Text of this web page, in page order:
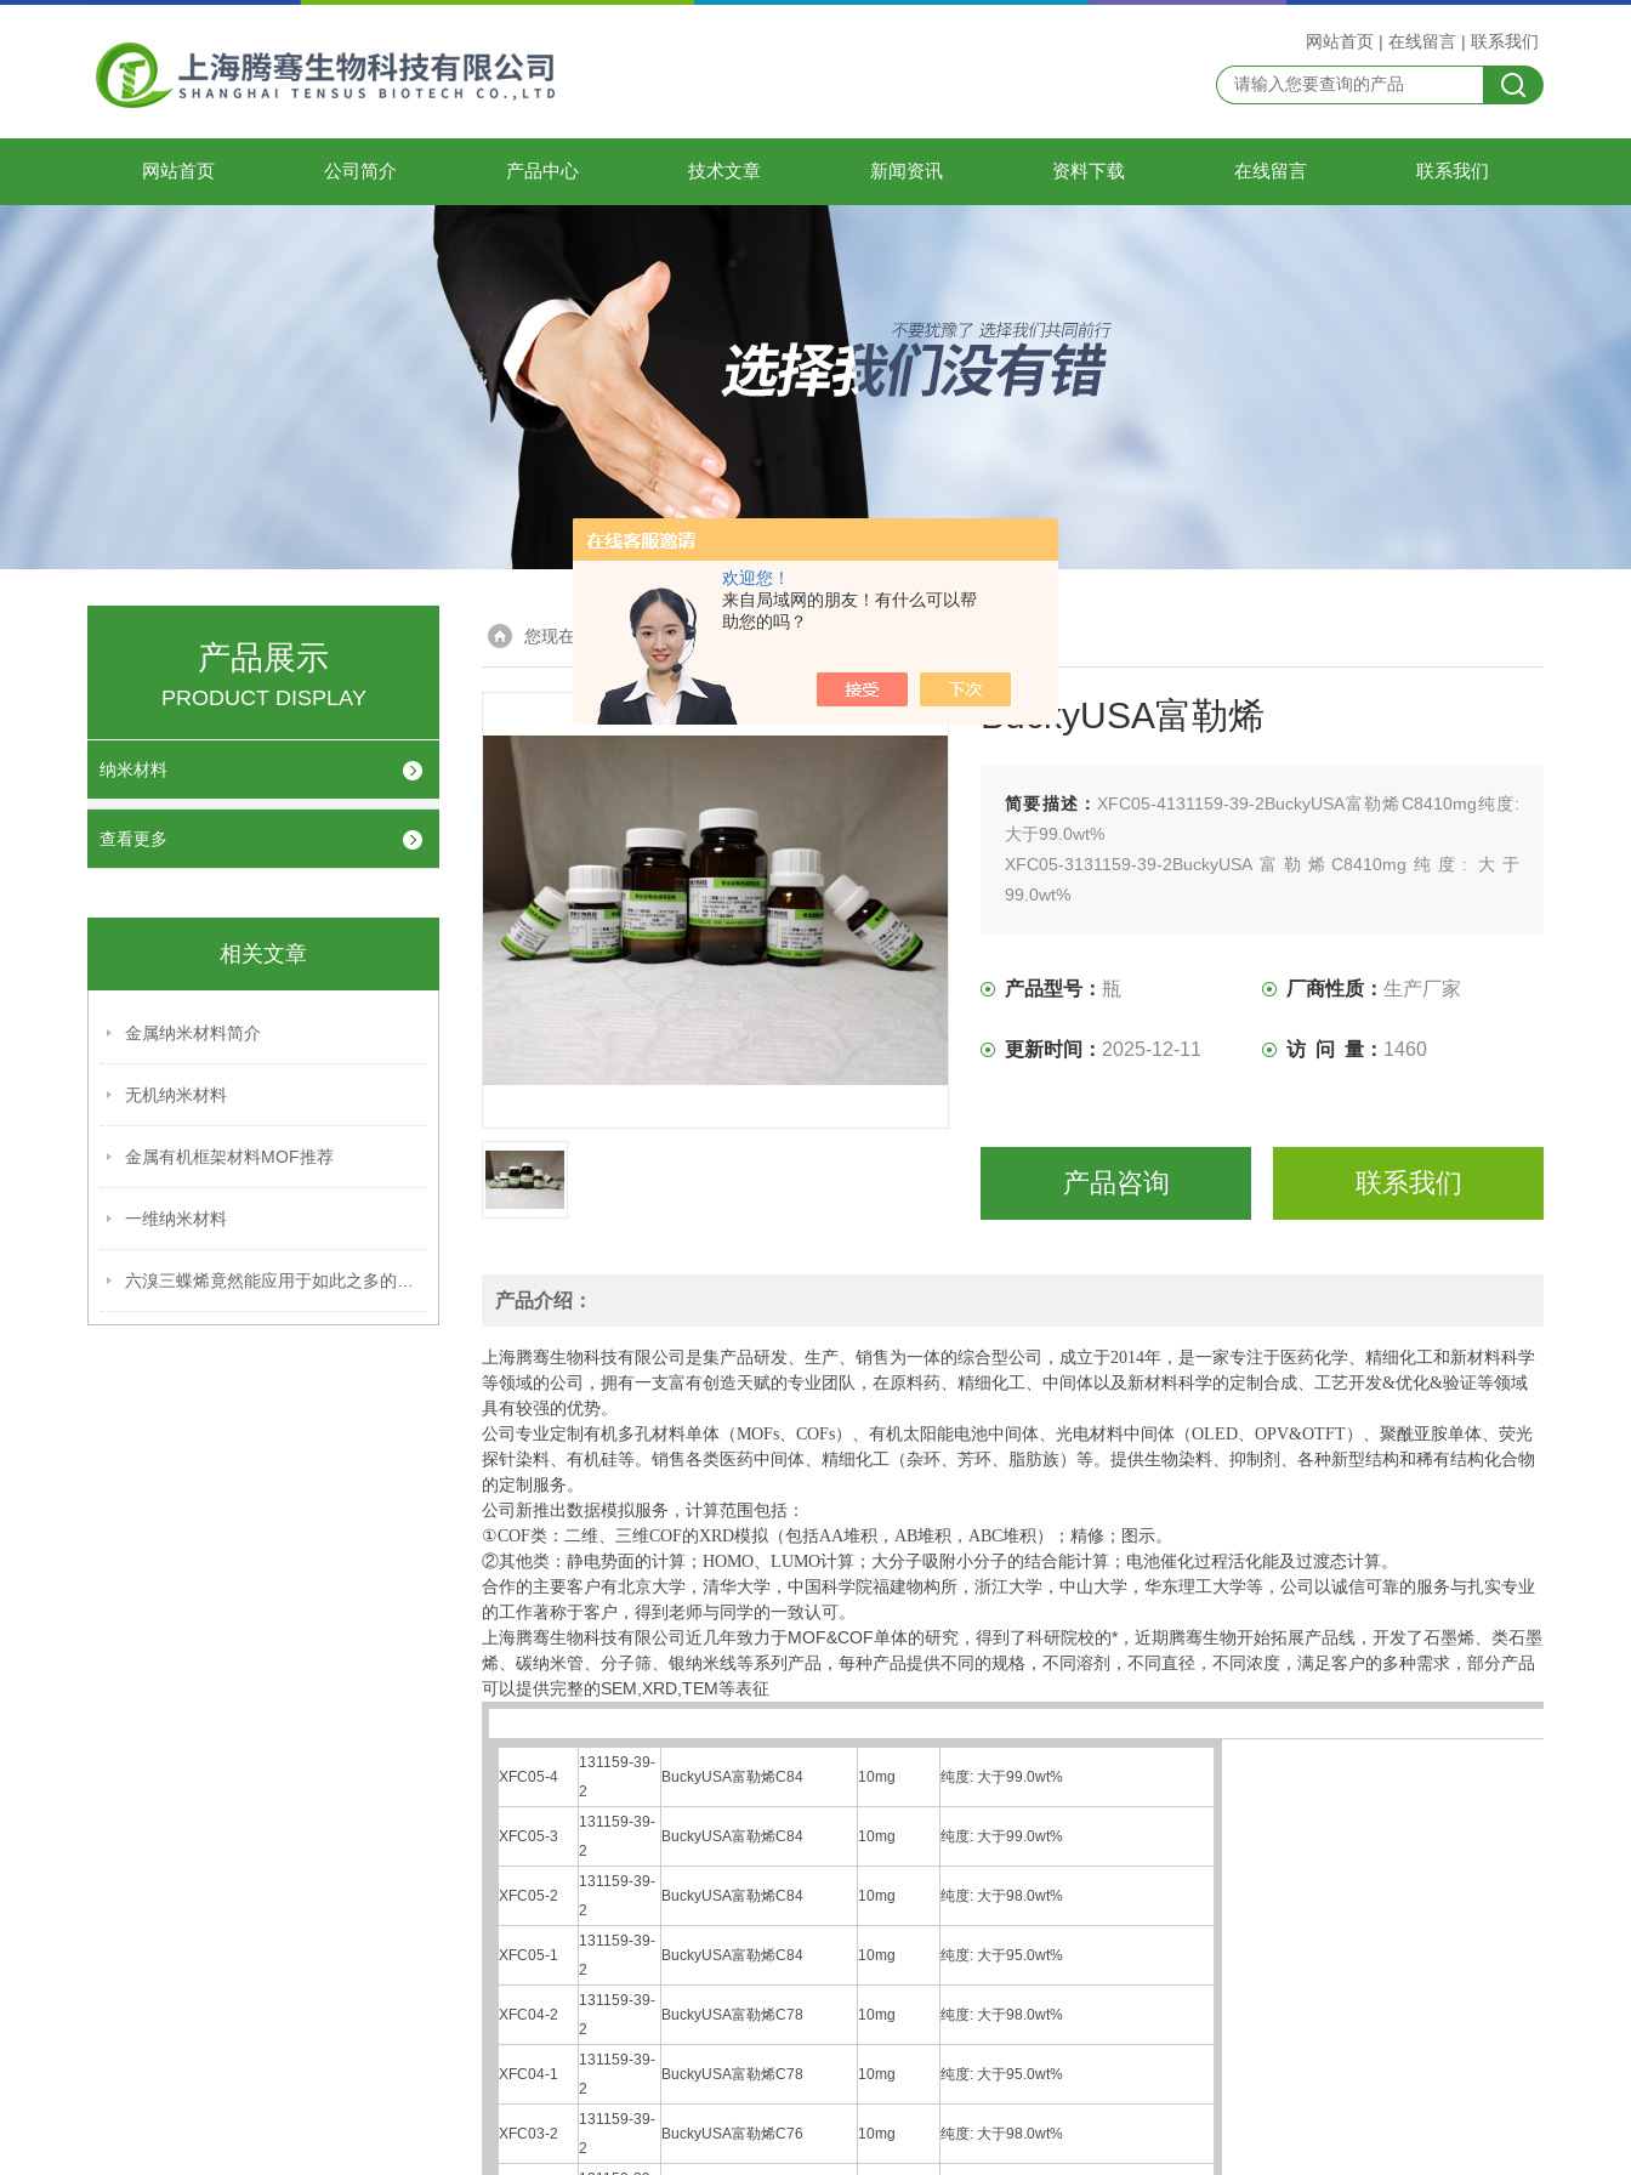
欢迎您！
来自局域网的朋友！有什么可以帮
助您的吗？
网站首页 | 在线留言 | 联系我们
网站首页 公司简介 产品中心 技术文章 新闻资讯 资料下载 在线留言 联系我们
产品展示
PRODUCT DISPLAY
纳米材料
查看更多
相关文章
金属纳米材料简介
无机纳米材料
金属有机框架材料MOF推荐
一维纳米材料
您现在的位置：首页> 产品展示 > >
BuckyUSA富勒烯
简要描述： XFC05-4131159-39-2BuckyUSA富勒烯C8410mg纯度:
大于99.0wt%
XFC05-3131159-39-2BuckyUSA富勒烯C8410mg纯度: 大于
99.0wt%
XFC05-1131159-39-2BuckyUSA富勒烯C8410m
产品型号：瓶 厂商性质：生产厂家
更新时间： 2025-12-11 访 问 量： 1460
产品咨询 联系我们
产品介绍：
上海腾骞生物科技有限公司是集产品研发、生产、销售为一体的综合型公司，成立于2014年，是一家专注于医药化学、精细化工和新材料科学
等领域的公司，拥有一支富有创造天赋的专业团队，在原料药、精细化工、中间体以及新材料科学的定制合成、工艺开发&优化&验证等领域
具有较强的优势。
公司专业定制有机多孔材料单体（MOFs、COFs）、有机太阳能电池中间体、光电材料中间体（OLED、OPV&OTFT）、聚酰亚胺单体、荧光
探针染料、有机硅等。销售各类医药中间体、精细化工（杂环、芳环、脂肪族）等。提供生物染料、抑制剂、各种新型结构和稀有结构化合物
的定制服务。
公司新推出数据模拟服务，计算范围包括：
①COF类：二维、三维COF的XRD模拟（包括AA堆积，AB堆积，ABC堆积）；精修；图示。
②其他类：静电势面的计算；HOMO、LUMO计算；大分子吸附小分子的结合能计算；电池催化过程活化能及过渡态计算。
合作的主要客户有北京大学，清华大学，中国科学院福建物构所，浙江大学，中山大学，华东理工大学等，公司以诚信可靠的服务与扎实专业
的工作著称于客户，得到老师与同学的一致认可。
上海腾骞生物科技有限公司近几年致力于MOF&COF单体的研究，得到了科研院校的*，近期腾骞生物开始拓展产品线，开发了石墨烯、类石墨
烯、碳纳米管、分子筛、银纳米线等系列产品，每种产品提供不同的规格，不同溶剂，不同直径，不同浓度，满足客户的多种需求，部分产品
可以提供完整的SEM,XRD,TEM等表征
XFC05-4
131159-39-
2
BuckyUSA富勒烯C84 10mg 纯度: 大于99.0wt%
XFC05-3
131159-39-
2
BuckyUSA富勒烯C84 10mg 纯度: 大于99.0wt%
XFC05-2
131159-39-
2
BuckyUSA富勒烯C84 10mg 纯度: 大于98.0wt%
XFC05-1
131159-39-
2
BuckyUSA富勒烯C84 10mg 纯度: 大于95.0wt%
XFC04-2
131159-39-
2
BuckyUSA富勒烯C78 10mg 纯度: 大于98.0wt%
XFC04-1
131159-39-
2
BuckyUSA富勒烯C78 10mg 纯度: 大于95.0wt%
XFC03-2
131159-39-
2
BuckyUSA富勒烯C76 10mg 纯度: 大于98.0wt%